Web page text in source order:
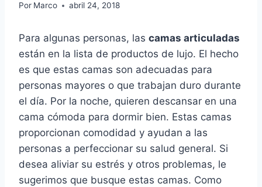
Por Marco abril 24, 2018
Para algunas personas, las camas articuladas
están en la lista de productos de lujo. El hecho
es que estas camas son adecuadas para
personas mayores o que trabajan duro durante
el día. Por la noche, quieren descansar en una
cama cómoda para dormir bien. Estas camas
proporcionan comodidad y ayudan a las
personas a perfeccionar su salud general. Si
desea aliviar su estrés y otros problemas, le
sugerimos que busque estas camas. Como